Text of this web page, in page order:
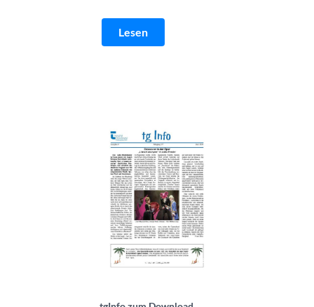
Lesen
tgInfo Ausgabe 27-4 | © Theatergemeinde